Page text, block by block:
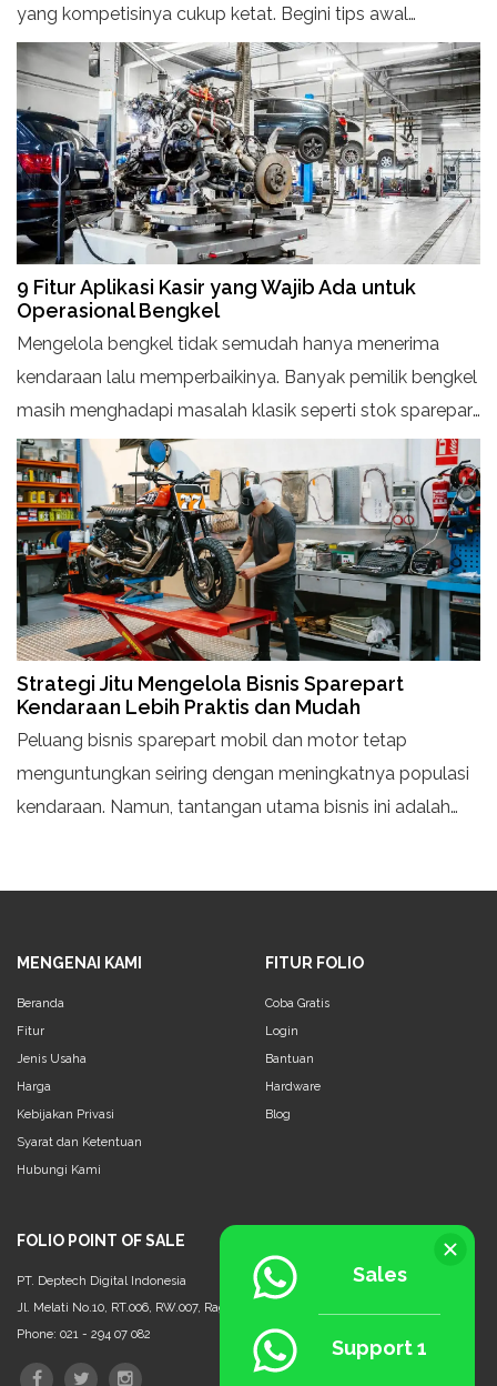
yang kompetisinya cukup ketat. Begini tips awal
memulainya.
9 Fitur Aplikasi Kasir yang Wajib Ada untuk
Operasional Bengkel
Mengelola bengkel tidak semudah hanya menerima
kendaraan lalu memperbaikinya. Banyak pemilik bengkel
masih menghadapi masalah klasik seperti stok sparepart
yang sulit dipantau, pencatatan transaksi yang
berantakan, hingga pembagian komisi teknisi yang
membingungkan. Jika dibiarkan, masalah kecil ini bisa
menumpuk dan menghambat perkembangan bisnis.
Strategi Jitu Mengelola Bisnis Sparepart
Kendaraan Lebih Praktis dan Mudah
Peluang bisnis sparepart mobil dan motor tetap
menguntungkan seiring dengan meningkatnya populasi
kendaraan. Namun, tantangan utama bisnis ini adalah
MENGENAI KAMI
Beranda
Fitur
Jenis Usaha
Harga
Kebijakan Privasi
Syarat dan Ketentuan
Hubungi Kami
FITUR FOLIO
Coba Gratis
Login
Bantuan
Hardware
Blog
FOLIO POINT OF SALE
PT. Deptech Digital Indonesia
Jl. Melati No.10, RT.006, RW.007, Ragunan, Ps. Minggu, Jakarta Selatan - 12550
Phone: 021 - 294 07 082
Sales
Support 1